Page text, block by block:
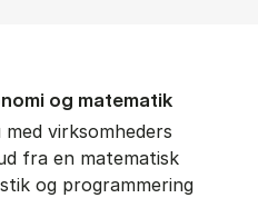
og ma­te­ma­tik
virksomheders
fra en matematisk
og programmering